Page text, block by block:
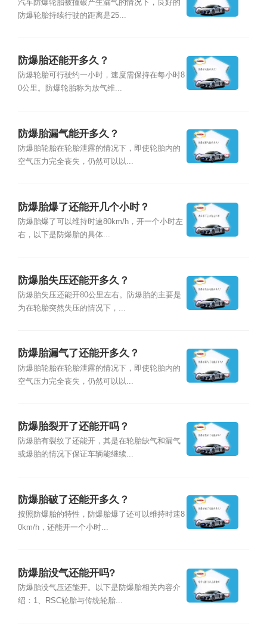
汽车防爆轮胎被撞破产生漏气的情况下，良好的
防爆轮胎持续行驶的距离是25...
防爆胎还能开多久？
防爆轮胎可行驶约一小时，速度需保持在每小时8
0公里。防爆轮胎称为放气维...
防爆胎漏气能开多久？
防爆胎轮胎在轮胎泄露的情况下，即使轮胎内的
空气压力完全丧失，仍然可以以...
防爆胎爆了还能开几个小时？
防爆胎爆了可以维持时速80km/h，开一个小时左
右，以下是防爆胎的具体...
防爆胎失压还能开多久？
防爆胎失压还能开80公里左右。防爆胎的主要是
为在轮胎突然失压的情况下，...
防爆胎漏气了还能开多久？
防爆胎轮胎在轮胎泄露的情况下，即使轮胎内的
空气压力完全丧失，仍然可以以...
防爆胎裂开了还能开吗？
防爆胎有裂纹了还能开，其是在轮胎缺气和漏气
或爆胎的情况下保证车辆能继续...
防爆胎破了还能开多久？
按照防爆胎的特性，防爆胎爆了还可以维持时速8
0km/h，还能开一个小时...
防爆胎没气还能开吗?
防爆胎没气压还能开。以下是防爆胎相关内容介
绍：1、RSC轮胎与传统轮胎...